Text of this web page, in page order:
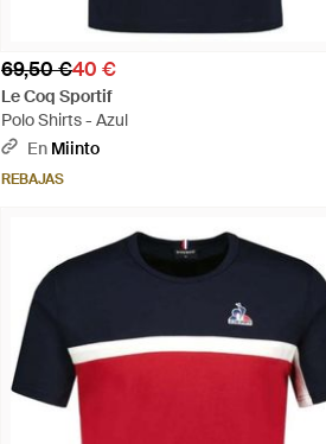
69,50 €40 €
Le Coq Sportif
Polo Shirts - Azul
En Miinto
REBAJAS